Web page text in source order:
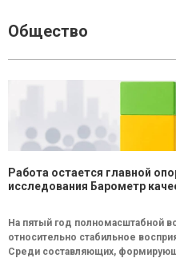
Общество
Работа остается главной
исследования Барометр
На пятый год полномасштабной
относительно стабильное
Среди составляющих,